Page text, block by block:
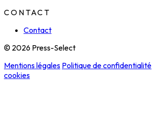
CONTACT
Contact
© 2026 Press-Select
Mentions légales Politique de confidentialité
cookies